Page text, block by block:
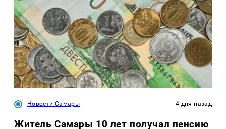
Новости Самары 4 дня назад
Житель Самары 10 лет получал пенсию